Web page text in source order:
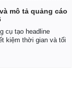
mô tả quảng cáo
cụ tạo headline
kiệm thời gian và tối